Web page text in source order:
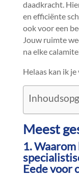
daadkracht.​
en efficiënte
ook voor een
Jouw ruimte
na elke
Helaas kan ik
Meest
1.​
Eede voor